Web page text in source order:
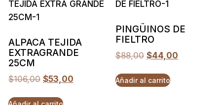
ALPACA TEJIDA
EXTRAGRANDE
25CM
$106,00 $53,00
PINGÜINOS DE
FIELTRO
$88,00 $44,00
Añadir al carrito